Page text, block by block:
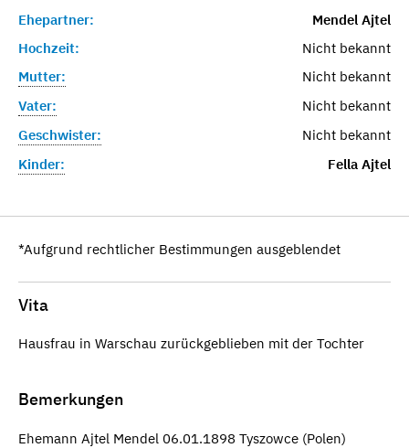
Ehepartner:
Mendel Ajtel
Hochzeit:
Nicht bekannt
Mutter:
Nicht bekannt
Vater:
Nicht bekannt
Geschwister:
Nicht bekannt
Kinder:
Fella Ajtel
*Aufgrund rechtlicher Bestimmungen ausgeblendet
Vita
Hausfrau in Warschau zurückgeblieben mit der Tochter
Bemerkungen
Ehemann Ajtel Mendel 06.01.1898 Tyszowce (Polen)